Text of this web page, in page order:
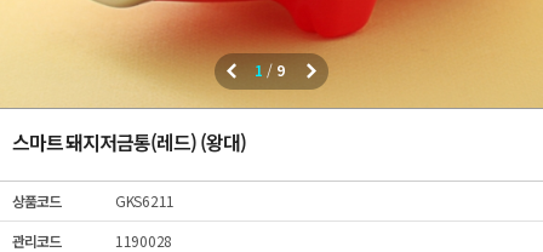
1 / 9
스마트 돼지저금통(레드) (왕대)
상품코드
GKS6211
관리코드
1190028